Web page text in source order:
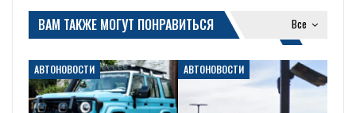
Все
ВАМ ТАКЖЕ МОГУТ ПОНРАВИТЬСЯ
АВТОНОВОСТИ АВТОНОВОСТИ